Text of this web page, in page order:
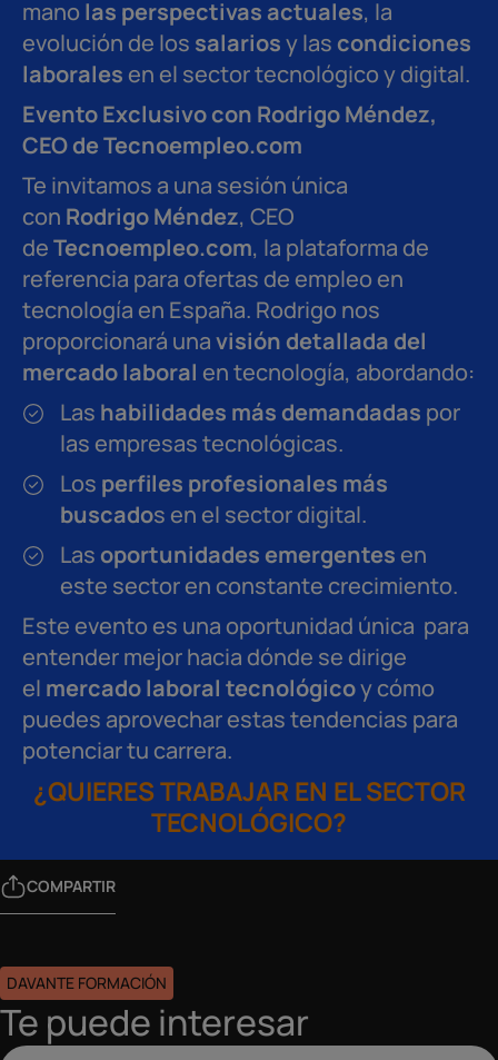
mano las perspectivas actuales, la
evolución de los salariosy las condiciones
laborales en el sector tecnológico y digital.
Evento Exclusivo con Rodrigo Méndez,
CEO de Tecnoempleo.com
Te invitamos a una sesión única
con Rodrigo Méndez, CEO
deTecnoempleo.com, la plataforma de
referencia para ofertas de empleo en
tecnología en España. Rodrigo nos
proporcionará unavisión detallada del
mercado laboral en tecnología, abordando:
Las habilidades más demandadas por
las empresas tecnológicas.
Los perfiles profesionales más
buscados en el sector digital.
Las oportunidades emergentes en
este sector en constante crecimiento.
Este evento es una oportunidad única para
entender mejor hacia dónde se dirige
el mercado laboral tecnológicoy cómo
puedes aprovechar estas tendencias para
potenciar tu carrera.
¿QUIERES TRABAJAR EN EL SECTOR
TECNOLÓGICO?
COMPARTIR
DAVANTE FORMACIÓN
Te puede interesar